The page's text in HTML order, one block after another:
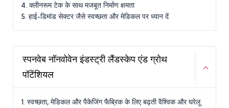
4. क्लीनरूम टेक के साथ मजबूत निर्माण क्षमता
5. हाई-डिमांड सेक्टर जैसे स्वच्छता और मेडिकल पर ध्यान दें
स्पनवेब नॉनवोवेन इंडस्ट्री लैंडस्केप एंड ग्रोथ
पॉटेंशियल
1. स्वच्छता, मेडिकल और पैकेजिंग फैब्रिक के लिए बढ़ती वैश्विक और घरेलू